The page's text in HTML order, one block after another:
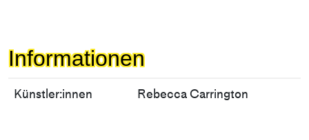
Informationen
Künstler:innen Rebecca Carrington